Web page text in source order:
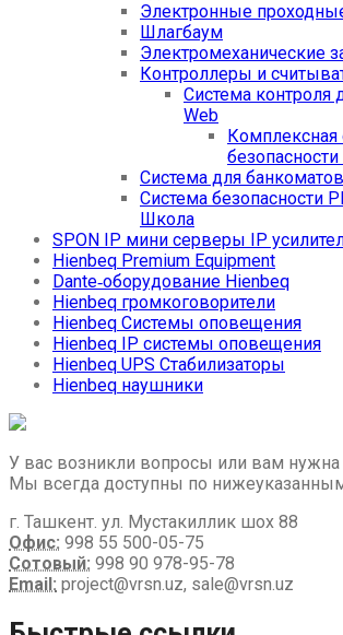
Электронные
Шлагбаум
Электромеханические
Контроллеры и
Система контроля
Web
Комплексная
Система для
Система безопасности
Школа
SPON IP мини серверы IP
Hienbeq Premium Equipment
Dante‑оборудование Hienbeq
Hienbeq громкоговорители
Hienbeq Системы оповещения
Hienbeq IP системы оповещения
Hienbeq UPS Стабилизаторы
Hienbeq наушники
У вас возникли вопросы или вам
Мы всегда доступны по
г. Ташкент. ул. Мустакиллик шох 88
Офис: 998 55 500-05-75
Сотовый: 998 90 978-95-78
Email: project@vrsn.uz, sale@vrsn.uz